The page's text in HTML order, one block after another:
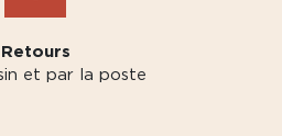
Retours
et par la poste